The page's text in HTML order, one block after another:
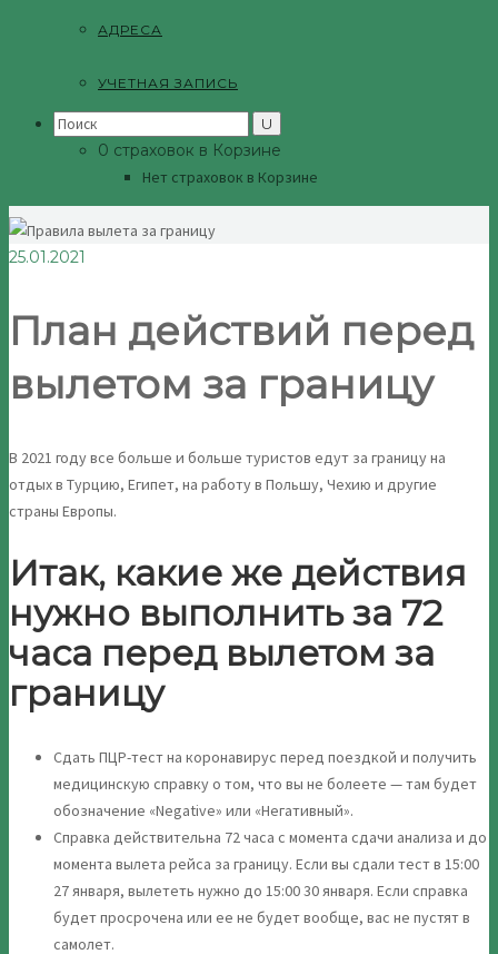
АДРЕСА
УЧЕТНАЯ ЗАПИСЬ
Search
0 страховок в Корзине
Нет страховок в Корзине
25.01.2021
План действий перед
вылетом за границу
В 2021 году все больше и больше туристов едут за границу на
отдых в Турцию, Египет, на работу в Польшу, Чехию и другие
страны Европы.
Итак, какие же действия
нужно выполнить за 72
часа перед вылетом за
границу
Сдать ПЦР-тест на коронавирус перед поездкой и получить
медицинскую справку о том, что вы не болеете — там будет
обозначение «Negative» или «Негативный».
Справка действительна 72 часа с момента сдачи анализа и до
момента вылета рейса за границу. Если вы сдали тест в 15:00
27 января, вылететь нужно до 15:00 30 января. Если справка
будет просрочена или ее не будет вообще, вас не пустят в
самолет.